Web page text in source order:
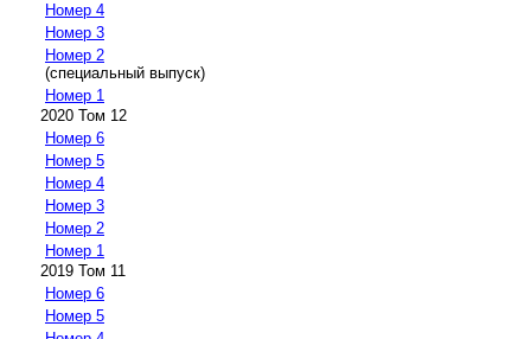
Номер 4
Номер 3
Номер 2
(специальный выпуск)
Номер 1
2020 Том 12
Номер 6
Номер 5
Номер 4
Номер 3
Номер 2
Номер 1
2019 Том 11
Номер 6
Номер 5